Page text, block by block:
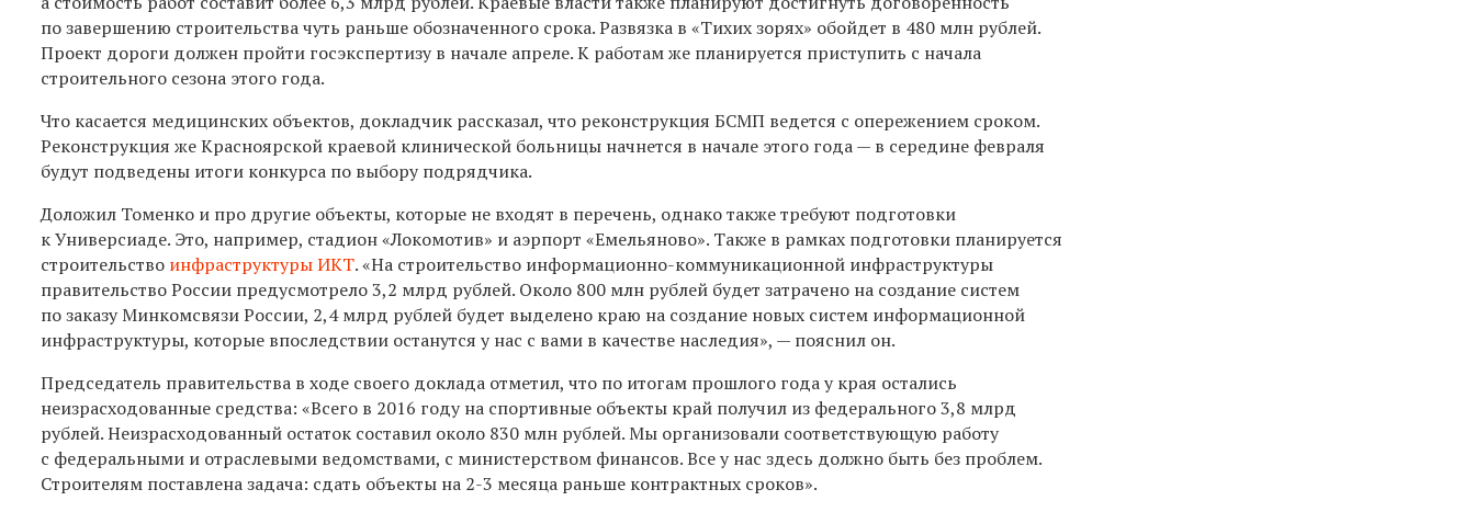
по завершению строительства чуть раньше обозначенного срока. Развязка в «Тихих зорях» обойдет в 480 млн рублей.
Проект дороги должен пройти госэкспертизу в начале апреле. К работам же планируется приступить с начала
строительного сезона этого года.
Что касается медицинских объектов, докладчик рассказал, что реконструкция БСМП ведется с опережением сроком.
Реконструкция же Красноярской краевой клинической больницы начнется в начале этого года — в середине февраля
будут подведены итоги конкурса по выбору подрядчика.
Доложил Томенко и про другие объекты, которые не входят в перечень, однако также требуют подготовки
к Универсиаде. Это, например, стадион «Локомотив» и аэрпорт «Емельяново». Также в рамках подготовки планируется
строительство инфраструктуры ИКТ. «На строительство информационно-коммуникационной инфраструктуры
правительство России предусмотрело 3,2 млрд рублей. Около 800 млн рублей будет затрачено на создание систем
по заказу Минкомсвязи России, 2,4 млрд рублей будет выделено краю на создание новых систем информационной
инфраструктуры, которые впоследствии останутся у нас с вами в качестве наследия», — пояснил он.
Председатель правительства в ходе своего доклада отметил, что по итогам прошлого года у края остались
неизрасходованные средства: «Всего в 2016 году на спортивные объекты край получил из федерального 3,8 млрд
рублей. Неизрасходованный остаток составил около 830 млн рублей.Мы организовали соответствующую работу
с федеральными и отраслевыми ведомствами, с министерством финансов.Все у нас здесь должно быть без проблем.
Строителям поставлена задача: сдать объекты на 2-3 месяца раньше контрактных сроков».